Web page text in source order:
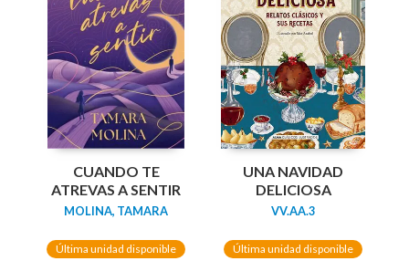
CUANDO TE
ATREVAS A SENTIR
MOLINA, TAMARA
Última unidad disponible
UNA NAVIDAD
DELICIOSA
VV.AA.3
Última unidad disponible